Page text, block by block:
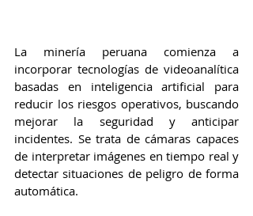
La minería peruana comienza a
incorporar tecnologías de videoanalítica
basadas en inteligencia artificial para
reducir los riesgos operativos, buscando
mejorar la seguridad y anticipar
incidentes. Se trata de cámaras capaces
de interpretar imágenes en tiempo real y
detectar situaciones de peligro de forma
automática.